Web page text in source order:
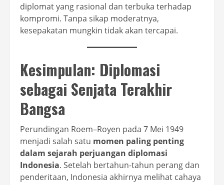
diplomat yang rasional dan terbuka terhadap
kompromi. Tanpa sikap moderatnya,
kesepakatan mungkin tidak akan tercapai.
Kesimpulan: Diplomasi
sebagai Senjata Terakhir
Bangsa
Perundingan Roem–Royen pada 7 Mei 1949
menjadi salah satu momen paling penting
dalam sejarah perjuangan diplomasi
Indonesia. Setelah bertahun-tahun perang dan
penderitaan, Indonesia akhirnya melihat cahaya